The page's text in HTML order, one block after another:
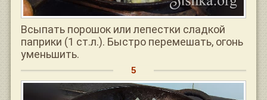
Всыпать порошок или лепестки сладкой
паприки (1 ст.л.). Быстро перемешать, огонь
уменьшить.